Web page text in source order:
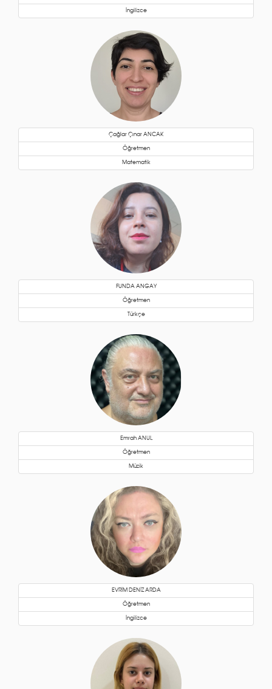
İngilizce
Çağlar Çınar ANCAK
Öğretmen
Matematik
FUNDA ANGAY
Öğretmen
Türkçe
Emrah ANUL
Öğretmen
Müzik
EVRİM DENİZ ARDA
Öğretmen
İngilizce